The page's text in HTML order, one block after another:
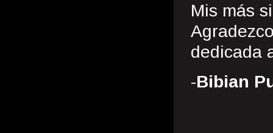
Mis más
dedicada
-Bibian